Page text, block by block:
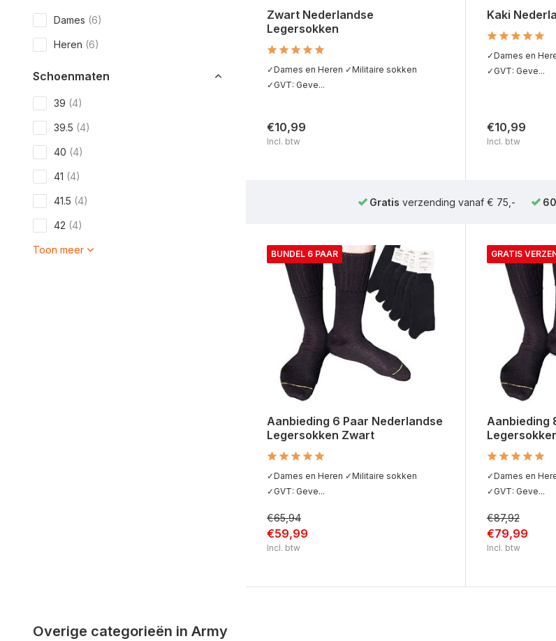
Dames (6)
Heren (6)
Schoenmaten
39 (4)
39.5 (4)
40 (4)
41 (4)
41.5 (4)
42 (4)
Toon meer
Zwart Nederlandse
Legersokken
✓Dames en Heren ✓Militaire sokken
✓GVT: Geve...
€10,99
Incl. btw
Kaki
✓Dames en
✓GVT: Geve...
€10,99
Incl. btw
Gratis verzending vanaf € 75,-
BUNDEL 6 PAAR
Aanbieding 6 Paar Nederlandse
Legersokken Zwart
✓Dames en Heren ✓Militaire sokken
✓GVT: Geve...
€65,94
€59,99
Incl. btw
GRATIS
Aanbieding
✓Dames en
✓GVT: Geve...
€87,92
€79,99
Incl. btw
Overige categorieën in Army